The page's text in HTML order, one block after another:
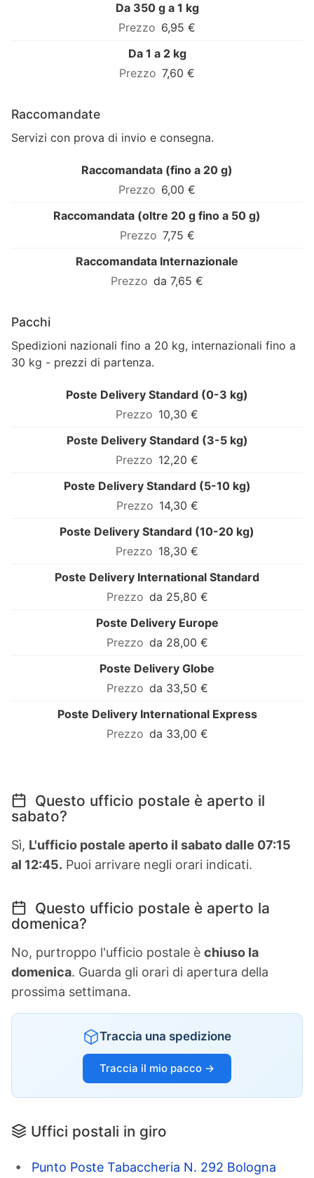
Da 350 g a 1 kg
6,95 €
Da 1 a 2 kg
7,60 €
Raccomandate
Servizi con prova di invio e consegna.
Raccomandata (fino a 20 g)
6,00 €
Raccomandata (oltre 20 g fino a 50 g)
7,75 €
Raccomandata Internazionale
da 7,65 €
Pacchi
Spedizioni nazionali fino a 20 kg, internazionali fino a
30 kg - prezzi di partenza.
Poste Delivery Standard (0-3 kg)
10,30 €
Poste Delivery Standard (3-5 kg)
12,20 €
Poste Delivery Standard (5-10 kg)
14,30 €
Poste Delivery Standard (10-20 kg)
18,30 €
Poste Delivery International Standard
da 25,80 €
Poste Delivery Europe
da 28,00 €
Poste Delivery Globe
da 33,50 €
Poste Delivery International Express
da 33,00 €
Questo ufficio postale è aperto il
sabato?
Sì, L'ufficio postale aperto il sabato dalle 07:15
al 12:45. Puoi arrivare negli orari indicati.
Questo ufficio postale è aperto la
domenica?
No, purtroppo l'ufficio postale è chiuso la
domenica. Guarda gli orari di apertura della
prossima settimana.
Traccia una spedizione
Traccia il mio pacco →
Uffici postali in giro
Punto Poste Tabaccheria N. 292 Bologna